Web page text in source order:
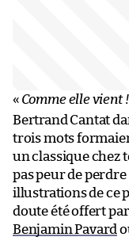
« Comme elle vient !
Bertrand Cantat
trois mots
un classique chez
pas peur de
illustrations de ce
doute été offert
Benjamin Pavard